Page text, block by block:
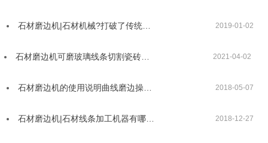
石材磨边机|石材机械?打破了传统… 2019-01-02
石材磨边机可磨玻璃线条切割瓷砖… 2021-04-02
石材磨边机的使用说明曲线磨边操… 2018-05-07
石材磨边机|石材线条加工机器有哪… 2018-12-27